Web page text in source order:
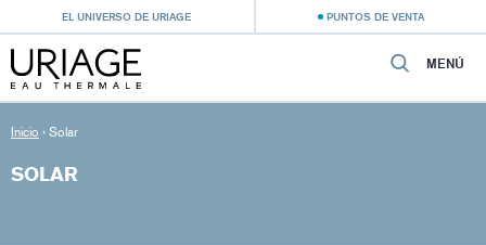
EL UNIVERSO DE URIAGE PUNTOS DE VENTA
MENÚ
Inicio › Solar
SOLAR